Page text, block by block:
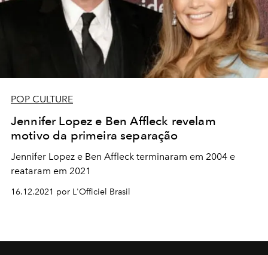
POP CULTURE
Jennifer Lopez e Ben Affleck revelam
motivo da primeira separação
Jennifer Lopez e Ben Affleck terminaram em 2004 e
reataram em 2021
16.12.2021 por L'Officiel Brasil